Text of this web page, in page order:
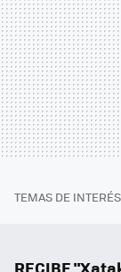
TEMAS DE INTERÉS